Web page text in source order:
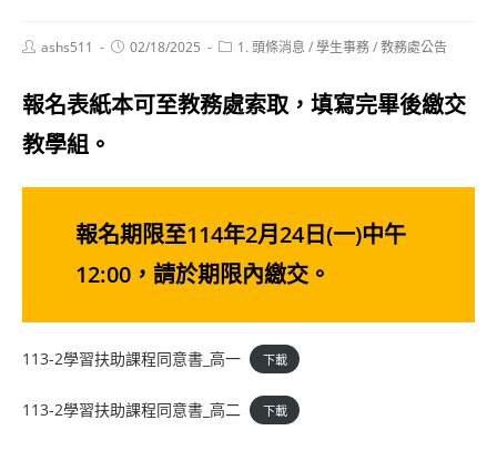
Postashs511
Post02/18/2025
Post1. 頭條消息 /學生事務/教務處公告
報名表紙本可至教務處索取，填寫完畢後繳交
教學組。
報名期限至114年2月24日(一)中午
12:00，請於期限內繳交。
113-2學習扶助課程同意書_高一 下載
113-2學習扶助課程同意書_高二 下載